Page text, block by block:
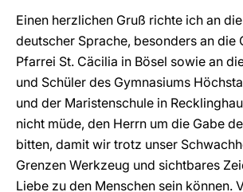
Einen herzlichen Gruß richte ich an
deutscher Sprache, besonders an die
Pfarrei St. Cäcilia in Bösel sowie an
und Schüler des Gymnasiums
und der Maristenschule in
nicht müde, den Herrn um die Gabe
bitten, damit wir trotz unser
Grenzen Werkzeug und sichtbares
Liebe zu den Menschen sein können.